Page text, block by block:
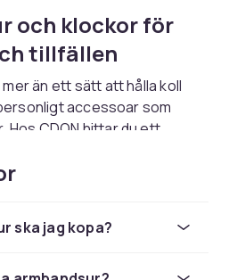
och klockor för
tillfällen
än ett sätt att hålla koll
accessoar som
Hos CDON hittar du ett
och eleganta
sportiga modeller. Vi
ochFossiltill
ska jag kopa?